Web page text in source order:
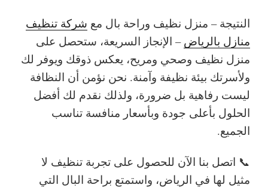
النتيجة – منزل نظيف وراحة بال مع شركة تنظيف
منازل بالرياض – الإنجاز السريعة، ستحصل على
منزل نظيف وصحي ومريح، يعكس ذوقك ويوفر لك
ولأسرتك بيئة نظيفة وآمنة. نحن نؤمن أن النظافة
ليست رفاهية بل ضرورة، ولذلك نقدم لك أفضل
الحلول بأعلى جودة وبأسعار منافسة تناسب
الجميع.
📞 اتصل بنا الآن للحصول على تجربة تنظيف لا
مثيل لها في الرياض، واستمتع براحة البال التي